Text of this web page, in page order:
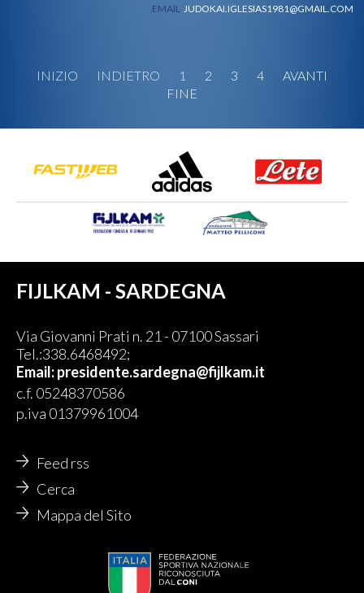
EMAIL
JUDOKAI.IGLESIAS1981@GMAIL.COM
INIZIO INDIETRO 1 2 3 4
AVANTI
FINE
FIJLKAM - SARDEGNA
Via Giovanni Prati n. 21 - 07100 Sassari
Tel.:338.6468492;
Email:presidente.sardegna@fijlkam.it
c.f. 05248370586
p.iva 01379961004
Feed rss
Cerca
Mappa del Sito